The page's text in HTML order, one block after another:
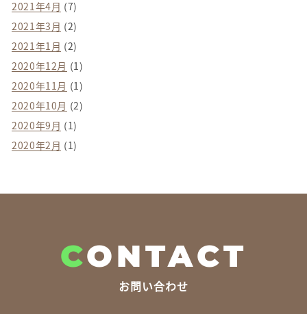
2021年4月 (7)
2021年3月 (2)
2021年1月 (2)
2020年12月 (1)
2020年11月 (1)
2020年10月 (2)
2020年9月 (1)
2020年2月 (1)
CONTACT
お問い合わせ